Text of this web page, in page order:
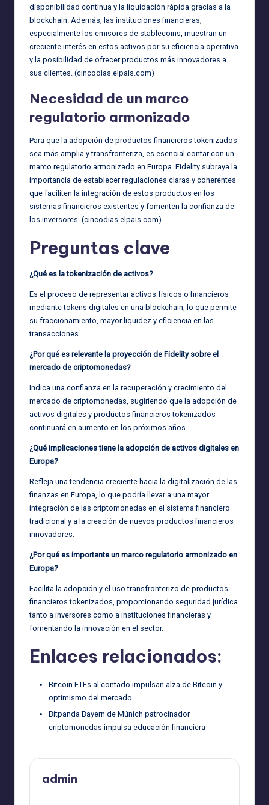
disponibilidad continua y la liquidación rápida gracias a la
blockchain. Además, las instituciones financieras,
especialmente los emisores de stablecoins, muestran un
creciente interés en estos activos por su eficiencia operativa
y la posibilidad de ofrecer productos más innovadores a
sus clientes. (cincodias.elpais.com)
Necesidad de un marco
regulatorio armonizado
Para que la adopción de productos financieros tokenizados
sea más amplia y transfronteriza, es esencial contar con un
marco regulatorio armonizado en Europa. Fidelity subraya la
importancia de establecer regulaciones claras y coherentes
que faciliten la integración de estos productos en los
sistemas financieros existentes y fomenten la confianza de
los inversores. (cincodias.elpais.com)
Preguntas clave
¿Qué es la tokenización de activos?
Es el proceso de representar activos físicos o financieros
mediante tokens digitales en una blockchain, lo que permite
su fraccionamiento, mayor liquidez y eficiencia en las
transacciones.
¿Por qué es relevante la proyección de Fidelity sobre el
mercado de criptomonedas?
Indica una confianza en la recuperación y crecimiento del
mercado de criptomonedas, sugiriendo que la adopción de
activos digitales y productos financieros tokenizados
continuará en aumento en los próximos años.
¿Qué implicaciones tiene la adopción de activos digitales en
Europa?
Refleja una tendencia creciente hacia la digitalización de las
finanzas en Europa, lo que podría llevar a una mayor
integración de las criptomonedas en el sistema financiero
tradicional y a la creación de nuevos productos financieros
innovadores.
¿Por qué es importante un marco regulatorio armonizado en
Europa?
Facilita la adopción y el uso transfronterizo de productos
financieros tokenizados, proporcionando seguridad jurídica
tanto a inversores como a instituciones financieras y
fomentando la innovación en el sector.
Enlaces relacionados:
Bitcoin ETFs al contado impulsan alza de Bitcoin y
optimismo del mercado
Bitpanda Bayern de Múnich patrocinador
criptomonedas impulsa educación financiera
admin